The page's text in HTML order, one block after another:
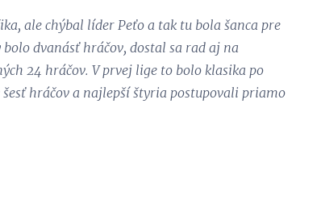
ale chýbal líder Peťo a tak tu bola šanca pre
dvanásť hráčov, dostal sa rad aj na
24 hráčov. V prvej lige to bolo klasika po
hráčov a najlepší štyria postupovali priamo